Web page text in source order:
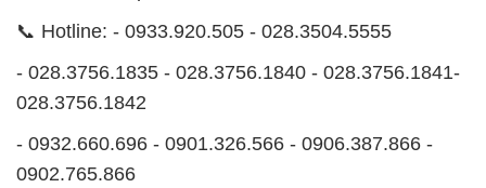
📞 Hotline: - 0933.920.505 - 028.3504.5555
- 028.3756.1835 - 028.3756.1840 - 028.3756.1841-
028.3756.1842
- 0932.660.696 - 0901.326.566 - 0906.387.866 -
0902.765.866